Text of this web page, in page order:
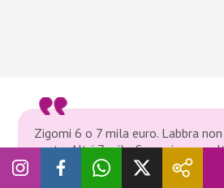
Zigomi 6 o 7 mila euro. Labbra
conto. Altri 7 mila. Seno cinque
conto almeno 10 mila euro a
15 mila euro. Per un totale intorno